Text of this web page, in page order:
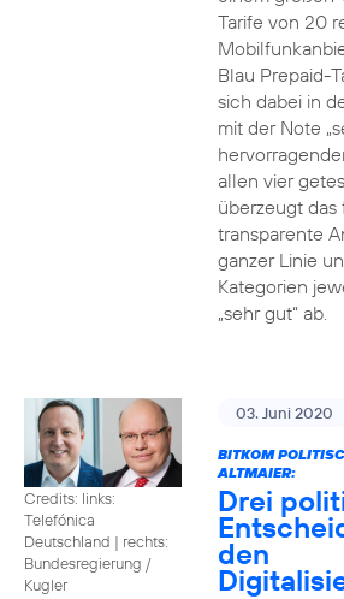
Tarife von 20
Blau Prepaid-
sich dabei in
mit der Note
allen vier
überzeugt das
transparente
ganzer Linie
Kategorien
„sehr gut“ ab.
Credits: links:
Telefónica
Deutschland | rechts:
Bundesregierung /
Kugler
03. Juni 2020
BITKOM
ALTMAIER:
Drei
den